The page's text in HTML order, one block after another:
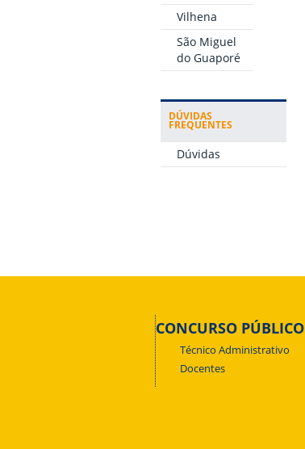
Vilhena
São Miguel
do Guaporé
DÚVIDAS
FREQUENTES
Dúvidas
CONCURSO PÚBLICO
Técnico Administrativo
Docentes